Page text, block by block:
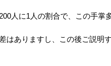
人に1人の割合で、この手掌
はありますし、この後ご説明